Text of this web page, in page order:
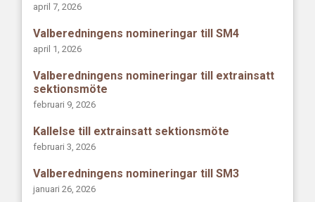
april 7, 2026
Valberedningens nomineringar till SM4
april 1, 2026
Valberedningens nomineringar till extrainsatt
sektionsmöte
februari 9, 2026
Kallelse till extrainsatt sektionsmöte
februari 3, 2026
Valberedningens nomineringar till SM3
januari 26, 2026